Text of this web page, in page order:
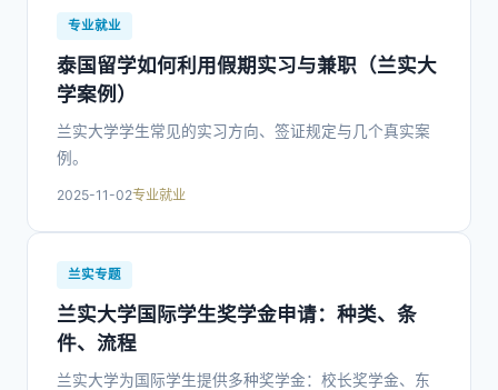
专业就业
泰国留学如何利用假期实习与兼职（兰实大
学案例）
兰实大学学生常见的实习方向、签证规定与几个真实案
例。
2025-11-02专业就业
兰实专题
兰实大学国际学生奖学金申请：种类、条
件、流程
兰实大学为国际学生提供多种奖学金：校长奖学金、东